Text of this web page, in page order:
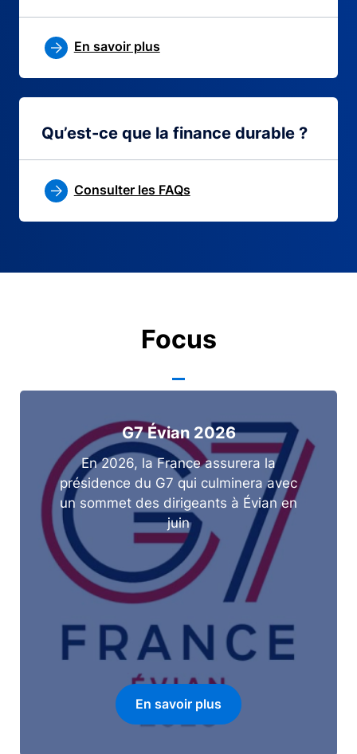
En savoir plus
Qu’est-ce que la finance durable ?
Consulter les FAQs
Focus
G7 Évian 2026
En 2026, la France assurera la
présidence du G7 qui culminera avec
un sommet des dirigeants à Évian en
juin
En savoir plus